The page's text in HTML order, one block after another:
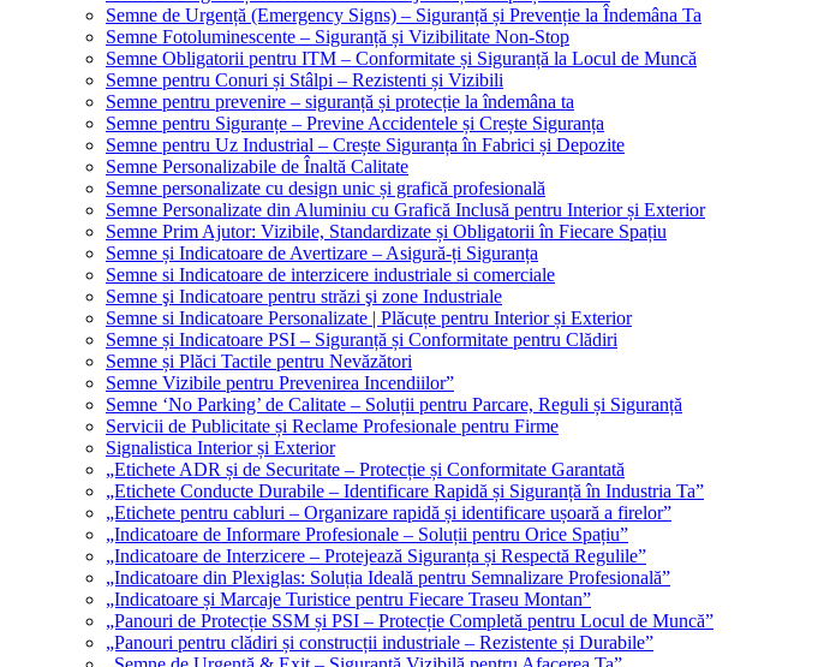
Semne de Urgență (Emergency Signs) – Siguranță și Prevenție la Îndemâna Ta
Semne Fotoluminescente – Siguranță și Vizibilitate Non-Stop
Semne Obligatorii pentru ITM – Conformitate și Siguranță la Locul de Muncă
Semne pentru Conuri și Stâlpi – Rezistenti și Vizibili
Semne pentru prevenire – siguranță și protecție la îndemâna ta
Semne pentru Siguranțe – Previne Accidentele și Crește Siguranța
Semne pentru Uz Industrial – Crește Siguranța în Fabrici și Depozite
Semne Personalizabile de Înaltă Calitate
Semne personalizate cu design unic și grafică profesională
Semne Personalizate din Aluminiu cu Grafică Inclusă pentru Interior și Exterior
Semne Prim Ajutor: Vizibile, Standardizate și Obligatorii în Fiecare Spațiu
Semne și Indicatoare de Avertizare – Asigură-ți Siguranța
Semne si Indicatoare de interzicere industriale si comerciale
Semne şi Indicatoare pentru străzi şi zone Industriale
Semne si Indicatoare Personalizate | Plăcuțe pentru Interior și Exterior
Semne și Indicatoare PSI – Siguranță și Conformitate pentru Clădiri
Semne și Plăci Tactile pentru Nevăzători
Semne Vizibile pentru Prevenirea Incendiilor”
Semne ‘No Parking’ de Calitate – Soluții pentru Parcare, Reguli și Siguranță
Servicii de Publicitate și Reclame Profesionale pentru Firme
Signalistica Interior și Exterior
„Etichete ADR și de Securitate – Protecție și Conformitate Garantată
„Etichete Conducte Durabile – Identificare Rapidă și Siguranță în Industria Ta”
„Etichete pentru cabluri – Organizare rapidă și identificare ușoară a firelor”
„Indicatoare de Informare Profesionale – Soluții pentru Orice Spațiu”
„Indicatoare de Interzicere – Protejează Siguranța și Respectă Regulile”
„Indicatoare din Plexiglas: Soluția Ideală pentru Semnalizare Profesională”
„Indicatoare și Marcaje Turistice pentru Fiecare Traseu Montan”
„Panouri de Protecție SSM și PSI – Protecție Completă pentru Locul de Muncă”
„Panouri pentru clădiri și construcții industriale – Rezistente și Durabile”